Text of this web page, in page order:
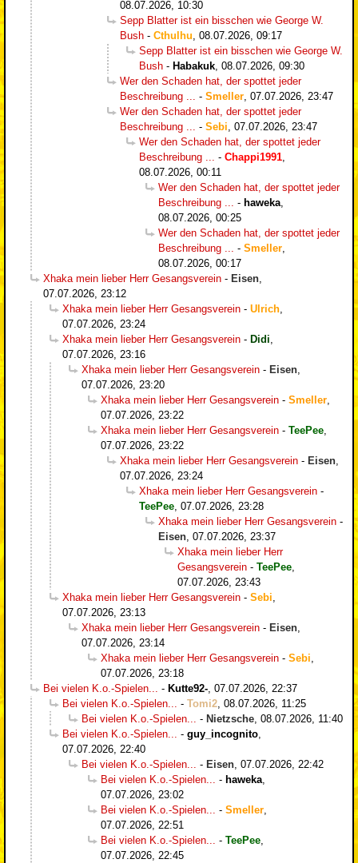
08.07.2026, 10:30
Sepp Blatter ist ein bisschen wie George W.
Bush - Cthulhu 08.07.2026, 09:17
Sepp Blatter ist ein bisschen wie George W.
Bush - Habakuk 08.07.2026, 09:30
Wer den Schaden hat, der spottet jeder
Beschreibung ...
- Smeller 07.07.2026, 23:47
Wer den Schaden hat, der spottet jeder
Beschreibung ...
- Sebi 07.07.2026, 23:47
Wer den Schaden hat, der spottet jeder
Beschreibung ...
- Chappi1991
08.07.2026, 00:11
Wer den Schaden hat, der spottet jeder
Beschreibung ...
- haweka
08.07.2026, 00:25
Wer den Schaden hat, der spottet jeder
Beschreibung ...
- Smeller
08.07.2026, 00:17
Xhaka mein lieber Herr Gesangsverein - Eisen
07.07.2026, 23:12
Xhaka mein lieber Herr Gesangsverein - Ulrich
07.07.2026, 23:24
Xhaka mein lieber Herr Gesangsverein - Didi
07.07.2026, 23:16
Xhaka mein lieber Herr Gesangsverein - Eisen
07.07.2026, 23:20
Xhaka mein lieber Herr Gesangsverein - Smeller
07.07.2026, 23:22
Xhaka mein lieber Herr Gesangsverein - TeePee
07.07.2026, 23:22
Xhaka mein lieber Herr Gesangsverein - Eisen
07.07.2026, 23:24
Xhaka mein lieber Herr Gesangsverein -
TeePee 07.07.2026, 23:28
Xhaka mein lieber Herr Gesangsverein -
Eisen 07.07.2026, 23:37
Xhaka mein lieber Herr
Gesangsverein - TeePee
07.07.2026, 23:43
Xhaka mein lieber Herr Gesangsverein - Sebi
07.07.2026, 23:13
Xhaka mein lieber Herr Gesangsverein - Eisen
07.07.2026, 23:14
Xhaka mein lieber Herr Gesangsverein - Sebi
07.07.2026, 23:18
Bei vielen K.o.-Spielen...
- Kutte92- 07.07.2026, 22:37
Bei vielen K.o.-Spielen...
- Tomi2 08.07.2026, 11:25
Bei vielen K.o.-Spielen...
- Nietzsche 08.07.2026, 11:40
Bei vielen K.o.-Spielen...
- guy_incognito
07.07.2026, 22:40
Bei vielen K.o.-Spielen...
- Eisen 07.07.2026, 22:42
Bei vielen K.o.-Spielen...
- haweka
07.07.2026, 23:02
Bei vielen K.o.-Spielen...
- Smeller
07.07.2026, 22:51
Bei vielen K.o.-Spielen...
- TeePee
07.07.2026, 22:45